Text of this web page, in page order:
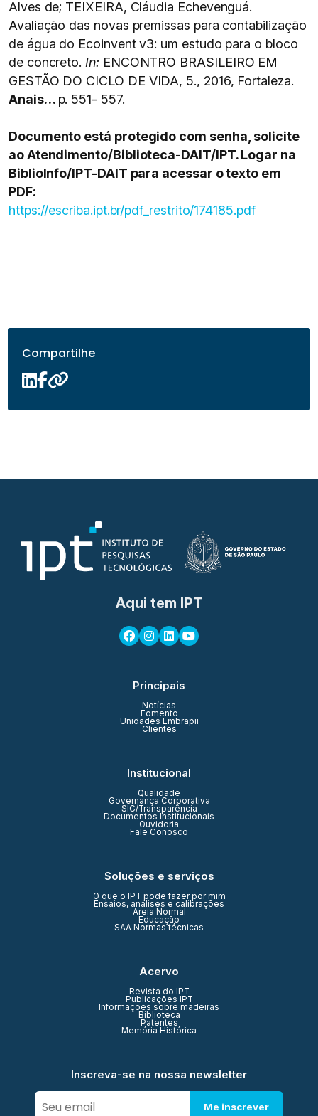
Alves de; TEIXEIRA, Cláudia Echevenguá.
Avaliação das novas premissas para contabilização
de água do Ecoinvent v3: um estudo para o bloco
de concreto. In: ENCONTRO BRASILEIRO EM
GESTÃO DO CICLO DE VIDA, 5., 2016, Fortaleza.
Anais… p. 551- 557.
Documento está protegido com senha, solicite
ao Atendimento/Biblioteca-DAIT/IPT. Logar na
BiblioInfo/IPT-DAIT para acessar o texto em
PDF:
https://escriba.ipt.br/pdf_restrito/174185.pdf
Compartilhe
Aqui tem IPT
Principais
Notícias
Fomento
Unidades Embrapii
Clientes
Institucional
Qualidade
Governança Corporativa
SIC/Transparência
Documentos Institucionais
Ouvidoria
Fale Conosco
Soluções e serviços
O que o IPT pode fazer por mim
Ensaios, análises e calibrações
Areia Normal
Educação
SAA Normas técnicas
Acervo
Revista do IPT
Publicações IPT
Informações sobre madeiras
Biblioteca
Patentes
Memória Histórica
Inscreva-se na nossa newsletter
Me inscrever